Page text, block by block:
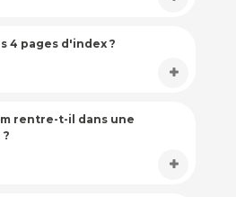
4 pages d'index ?
rentre-t-il dans une